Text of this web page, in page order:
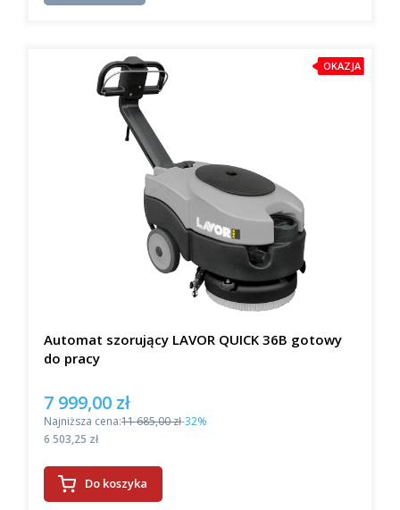
OKAZJA
Automat szorujący LAVOR QUICK 36B gotowy
do pracy
Cena promocyjna
7 999,00 zł
Najniższa cena:11 685,00 zł-32%
Cena
6 503,25 zł
Do koszyka